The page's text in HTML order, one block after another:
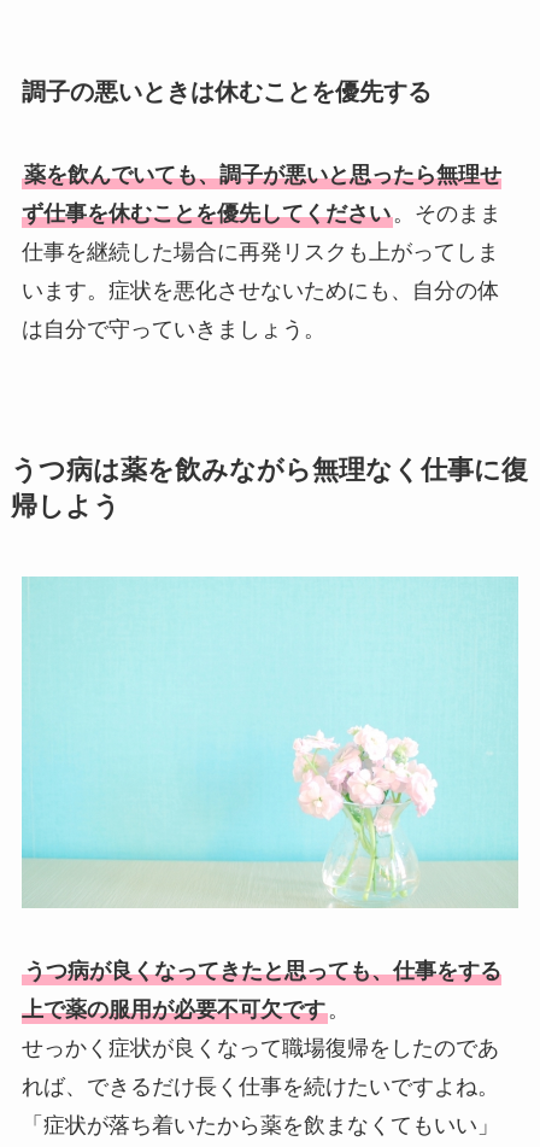
調子の悪いときは休むことを優先する
薬を飲んでいても、調子が悪いと思ったら無理せ
ず仕事を休むことを優先してください。そのまま
仕事を継続した場合に再発リスクも上がってしま
います。症状を悪化させないためにも、自分の体
は自分で守っていきましょう。
うつ病は薬を飲みながら無理なく仕事に復
帰しよう
うつ病が良くなってきたと思っても、仕事をする
上で薬の服用が必要不可欠です。
せっかく症状が良くなって職場復帰をしたのであ
れば、できるだけ長く仕事を続けたいですよね。
「症状が落ち着いたから薬を飲まなくてもいい」